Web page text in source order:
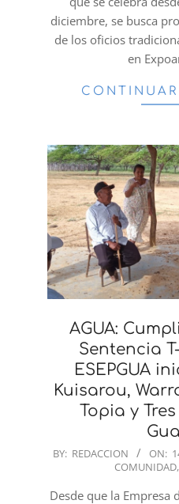
diciembre, se busca
de los oficios
en
AGUA:
Sentencia
ESEPGUA
Kuisarou,
Topia y
2022-
14
BY: REDACCION ON:
COMUNIDAD,
Desde que la Empresa